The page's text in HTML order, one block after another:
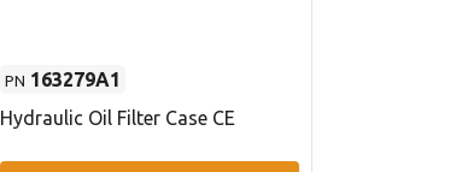
PN 163279A1
Hydraulic Oil Filter Case CE